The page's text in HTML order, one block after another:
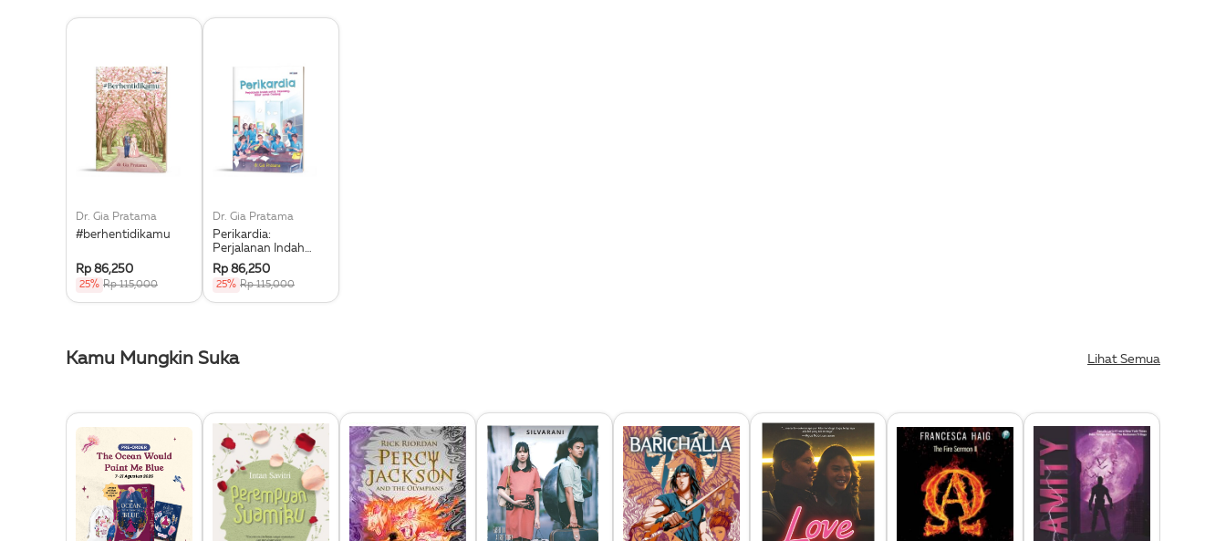
Dr. Gia Pratama
#berhentidikamu
Rp 86,250
25% Rp 115,000
Dr. Gia Pratama
Perikardia:
Perjalanan Indah
Untuk Dikenang
Rp 86,250
25% Rp 115,000
Kamu Mungkin Suka Lihat Semua